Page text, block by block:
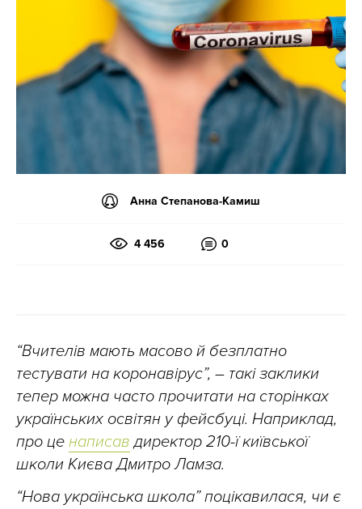
Анна Степанова-Камиш
4 456 0
“Вчителів мають масово й безплатно
тестувати на коронавірус”, – такі заклики
тепер можна часто прочитати на сторінках
українських освітян у фейсбуці. Наприклад,
про це написав директор 210-ї київської
школи Києва Дмитро Ламза.
“Нова українська школа” поцікавилася, чи є